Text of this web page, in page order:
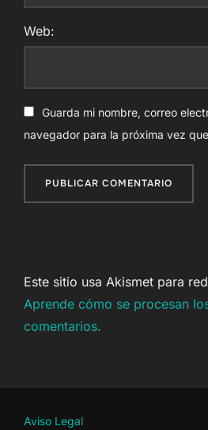
Web:
Guarda mi nombre, correo
navegador para la próxima vez
Este sitio usa Akismet para
Aprende cómo se procesan
comentarios.
Aviso Legal